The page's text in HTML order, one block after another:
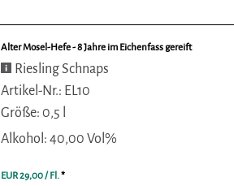
Alter Mosel-Hefe - 8 Jahre im Eichenfass gereift
Riesling Schnaps
Artikel-Nr.: EL10
Größe: 0,5 l
Alkohol: 40,00 Vol%
EUR 29,00/ Fl.*